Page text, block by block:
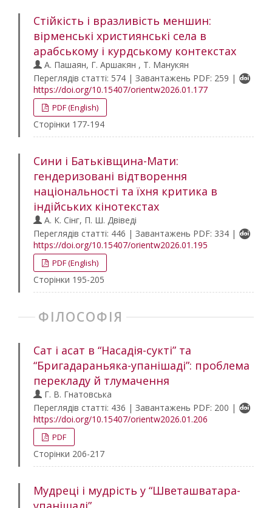
Стійкість і вразливість меншин:
вірменські християнські села в
арабському і курдському контекстах
А. Пашаян, Г. Аршакян , Т. Манукян
Переглядів статті: 574 | Завантажень PDF: 259 |
https://doi.org/10.15407/orientw2026.01.177
PDF (English)
Сторінки 177-194
Сини і Батьківщина-Мати:
гендеризовані відтворення
національності та їхня критика в
індійських кінотекстах
А. К. Сінг, П. Ш. Двіведі
Переглядів статті: 446 | Завантажень PDF: 334 |
https://doi.org/10.15407/orientw2026.01.195
PDF (English)
Сторінки 195-205
ФІЛОСОФІЯ
Сат і асат в “Насадія-сукті” та
“Бригадараньяка-упанішаді”: проблема
перекладу й тлумачення
Г. В. Гнатовська
Переглядів статті: 436 | Завантажень PDF: 200 |
https://doi.org/10.15407/orientw2026.01.206
PDF
Сторінки 206-217
Мудреці і мудрість у “Шветашватара-